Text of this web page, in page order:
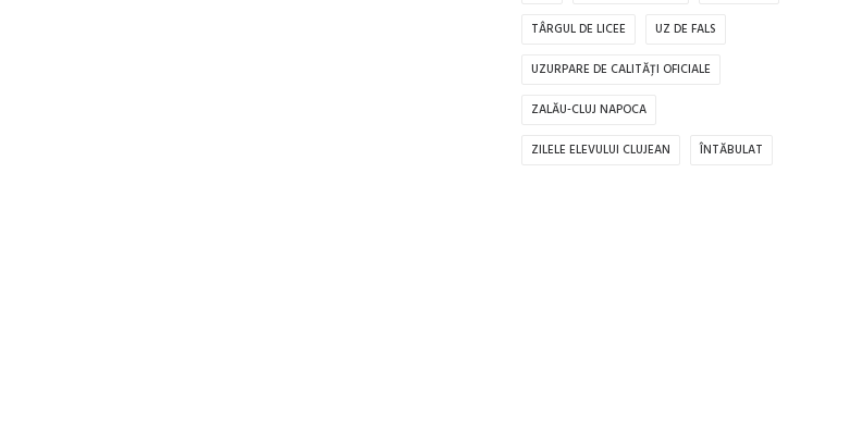
TÂRGUL DE LICEE UZ DE FALS
UZURPARE DE CALITĂȚI OFICIALE
ZALĂU-CLUJ NAPOCA
ZILELE ELEVULUI CLUJEAN ÎNTĂBULAT